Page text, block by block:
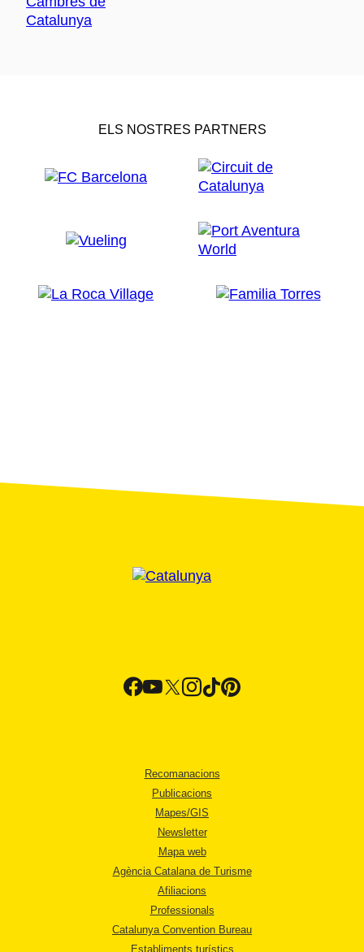
ELS NOSTRES PARTNERS
Recomanacions
Publicacions
Mapes/GIS
Newsletter
Mapa web
Agència Catalana de Turisme
Afiliacions
Professionals
Catalunya Convention Bureau
Establiments turístics